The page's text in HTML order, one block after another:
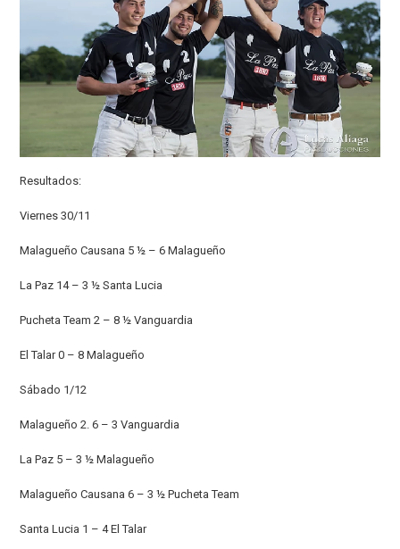
Resultados:
Viernes 30/11
Malagueño Causana 5 ½ – 6 Malagueño
La Paz 14 – 3 ½ Santa Lucia
Pucheta Team 2 – 8 ½ Vanguardia
El Talar 0 – 8 Malagueño
Sábado 1/12
Malagueño 2. 6 – 3 Vanguardia
La Paz 5 – 3 ½ Malagueño
Malagueño Causana 6 – 3 ½ Pucheta Team
Santa Lucia 1 – 4 El Talar